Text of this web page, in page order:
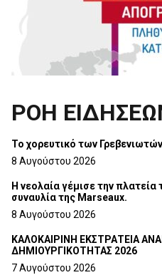
ΡΟΗ
Το χορευτικό των
8 Αυγούστου 2026
Η νεολαία γέμισε την
συναυλία της Marseaux.
8 Αυγούστου 2026
ΚΑΛΟΚΑΙΡΙΝΗ ΕΚΣΤΡΑΤΕΙΑ
ΔΗΜΙΟΥΡΓΙΚΟΤΗΤΑΣ 2026
7 Αυγούστου 2026